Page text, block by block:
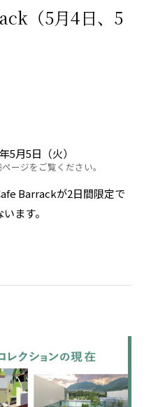
（5月4日、5
月5日（火）
ージをご覧ください。
Barrackが2日間限定で
ます。